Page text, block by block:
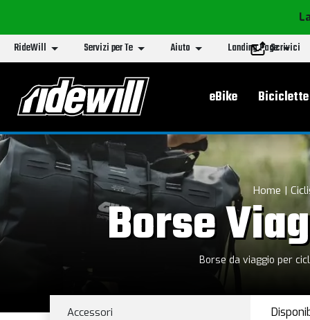
RideWill Servizi per Te Aiuto Landing PageScrivici
Menu
eBike Biciclette
Home
BorseBorse da viaggio per
Accessori